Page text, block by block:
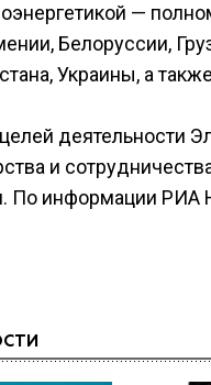
—
Белоруссии,
Украины, а
деятельности
и
По информации РИА